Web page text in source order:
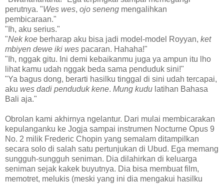
perutnya. "Wes wes, ojo seneng mengalihkan
pembicaraan."
"Ih, aku serius."
"Nek koe berharap aku bisa jadi model-model Royyan, ket
mbiyen dewe iki wes pacaran. Hahaha!"
"Ih, nggak gitu. Ini demi kebaikanmu juga ya ampun itu lho
lihat kamu udah nggak beda sama penduduk sini!"
"Ya bagus dong, berarti hasilku tinggal di sini udah tercapai,
aku wes dadi penduduk kene. Mung kudu latihan Bahasa
Bali aja."
Obrolan kami akhirnya ngelantur. Dari mulai membicarakan
kepulanganku ke Jogja sampai instrumen Nocturne Opus 9
No. 2 milik Frederic Chopin yang semalam ditampilkan
secara solo di salah satu pertunjukan di Ubud. Ega memang
sungguh-sungguh seniman. Dia dilahirkan di keluarga
seniman sejak kakek buyutnya. Dia bisa membuat film,
memotret, melukis (meski yang ini dia mengakui hasilku